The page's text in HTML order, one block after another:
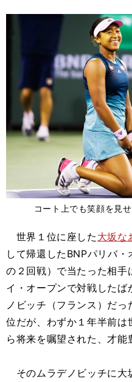
コート上でも笑顔を見
世界１位に座した 大坂な
して帰還したBNPパリバ
の２回戦）で当たった相
イ・オープンで対戦した
ノビッチ（フランス）だ
位だが、わずか１年半前
ら将来を嘱望された、才能
そのムラデノビッチに大